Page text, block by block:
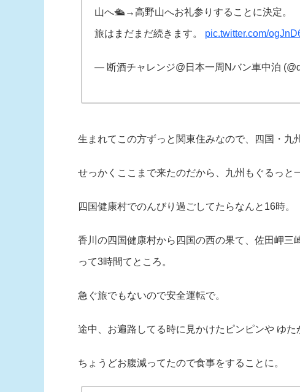
山へ🛳→高野山へお礼参りすることに決定。
旅はまだまだ続きます。 pic.twitter.com/
— 断酒チャレンジ@日本一周Nバン車中泊
生まれてこの方ずっと関東住みなので、四国・九
せっかくここまで来たのだから、九州もぐるっと
四国健康村でのんびり過ごしてたらなんと16時。
香川の四国健康村から四国の西の果て、佐田岬
って3時間てところ。
急ぐ旅でもないので安全運転で。
途中、お遍路してる時に見かけたピンピンや ゆた
ちょうどお腹減ってたので食事をすることに。